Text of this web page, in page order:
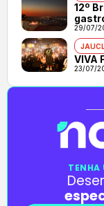
12º
29/07/
VIVA
23/07/
TENHA